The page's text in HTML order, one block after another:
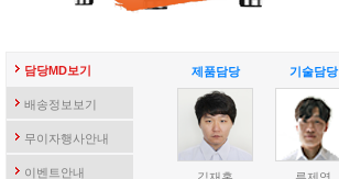
담당MD보기
배송정보보기
무이자행사안내
이벤트안내
제품담당 기술담당